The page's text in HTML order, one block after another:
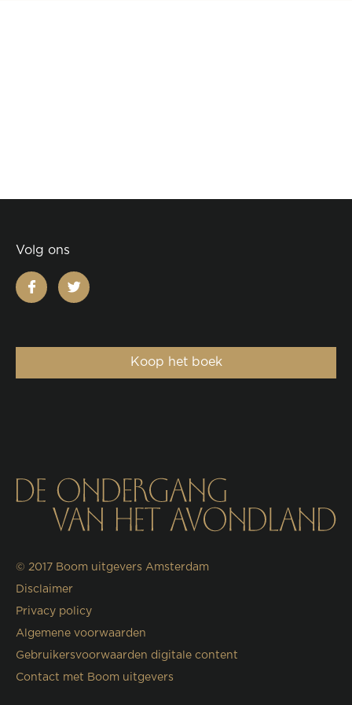
Volg ons
facebooktwitter
Koop het boek
© 2017 Boom uitgevers Amsterdam
Disclaimer
Privacy policy
Algemene voorwaarden
Gebruikersvoorwaarden digitale content
Contact met Boom uitgevers